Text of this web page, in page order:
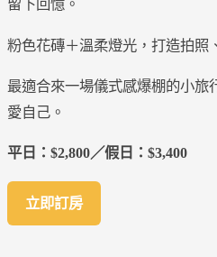
留下回憶。
粉色花磚＋溫柔燈光，打造拍照
最適合來一場儀式感爆棚的小旅
愛自己。
平日：$2,800／假日：$3,400
立即訂房